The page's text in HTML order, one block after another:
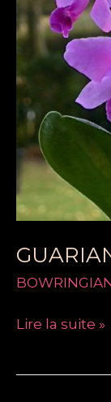
Lire la suite »